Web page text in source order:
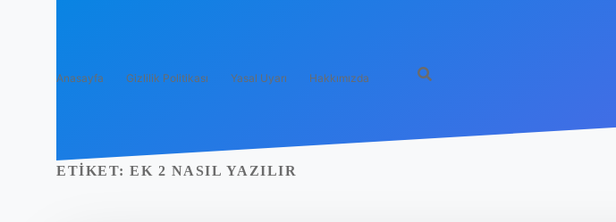
Anasayfa Gizlilik Politikası Yasal Uyarı Hakkımızda
ETIKET: EK 2 NASIL YAZILIR